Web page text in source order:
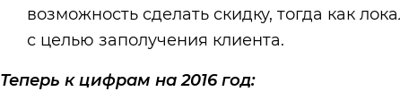
возможность сделать скидку, тогда как
с целью заполучения клиента.
Теперь к цифрам на 2016 год: